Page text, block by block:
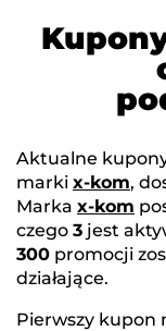
Aktualne
marki x-kom,
Marka x-kom
czego 3 jest
300 promocji
działające.
Pierwszy kupon